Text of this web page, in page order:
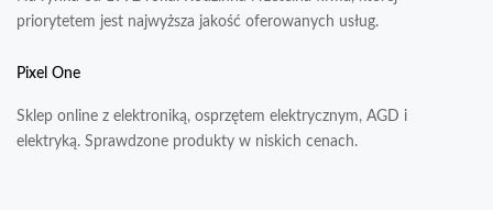
priorytetem jest najwyższa jakość oferowanych usług.
Pixel One
Sklep online z elektroniką, osprzętem elektrycznym, AGD i
elektryką. Sprawdzone produkty w niskich cenach.